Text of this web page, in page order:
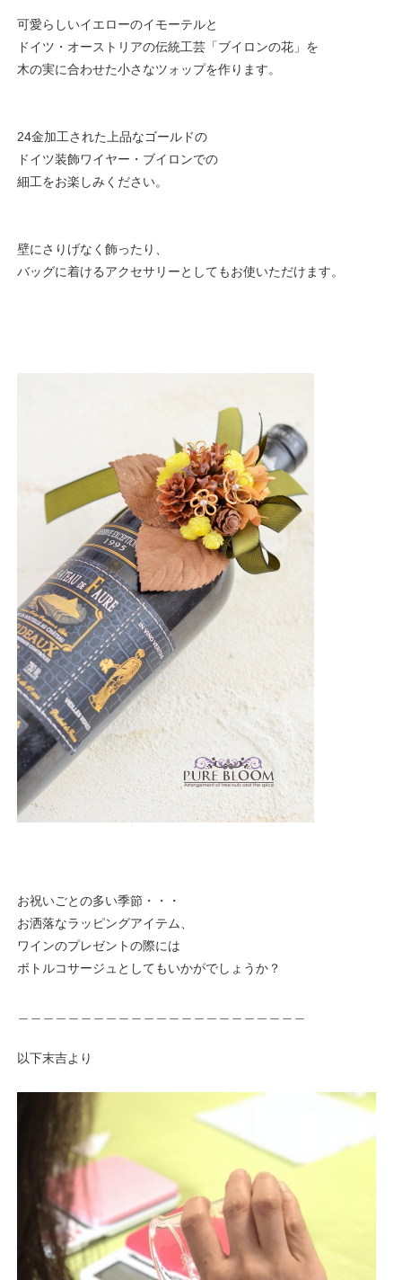
可愛らしいイエローのイモーテルと
ドイツ・オーストリアの伝統工芸「ブイロンの花」を
木の実に合わせた小さなツォップを作ります。
24金加工された上品なゴールドの
ドイツ装飾ワイヤー・ブイロンでの
細工をお楽しみください。
壁にさりげなく飾ったり、
バッグに着けるアクセサリーとしてもお使いただけます。
お祝いごとの多い季節・・・
お洒落なラッピングアイテム、
ワインのプレゼントの際には
ボトルコサージュとしてもいかがでしょうか？
以下末吉より